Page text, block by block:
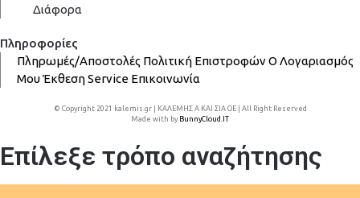
Διάφορα
Πληροφορίες
Πληρωμές/Αποστολές Πολιτική ΕπιστροφώνΟ Λογαριασμός
ΜουΈκθεσηService Επικοινωνία
© Copyright 2021 kalemis.gr | ΚΑΛΕΜΗΣ Α ΚΑΙ ΣΙΑ ΟΕ | All Right Reserved
Made with by BunnyCloud.IT
Επίλεξε τρόπο αναζήτησης